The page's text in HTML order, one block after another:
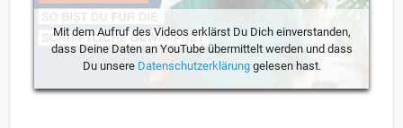
Mit dem Aufruf des Videos erklärst Du Dich einverstanden,
dass Deine Daten an YouTube übermittelt werden und dass
Du unsere Datenschutzerklärunggelesen hast.